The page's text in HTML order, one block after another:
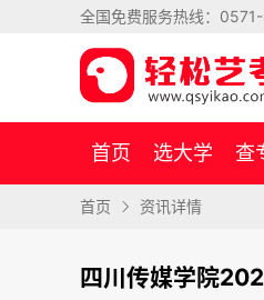
全国免费服务热线：
首页 选大学 查
首页 资讯详情
四川传媒学院